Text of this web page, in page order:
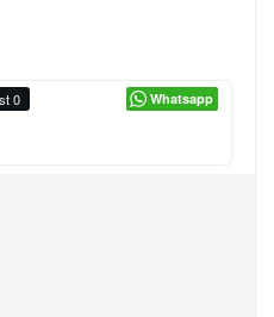
0 Whatsapp